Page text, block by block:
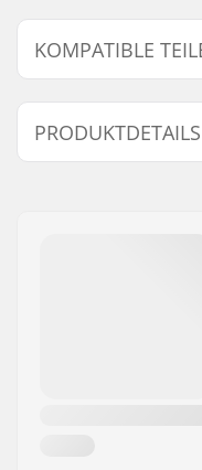
KOMPATIBLE
Finde Produkte die
Ends:
PRODUKTDETAILS